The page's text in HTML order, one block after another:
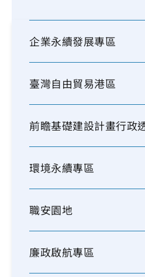
企業永續發展專區
臺灣自由貿易港區
前瞻基礎建設計畫行政
環境永續專區
職安園地
廉政啟航專區